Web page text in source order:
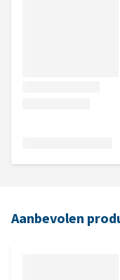
Aanbevolen